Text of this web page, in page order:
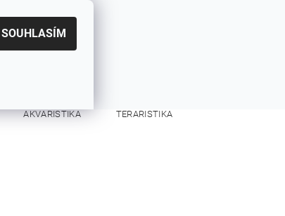
AKVARISTIKA TERARISTIKA
SOUHLASÍM